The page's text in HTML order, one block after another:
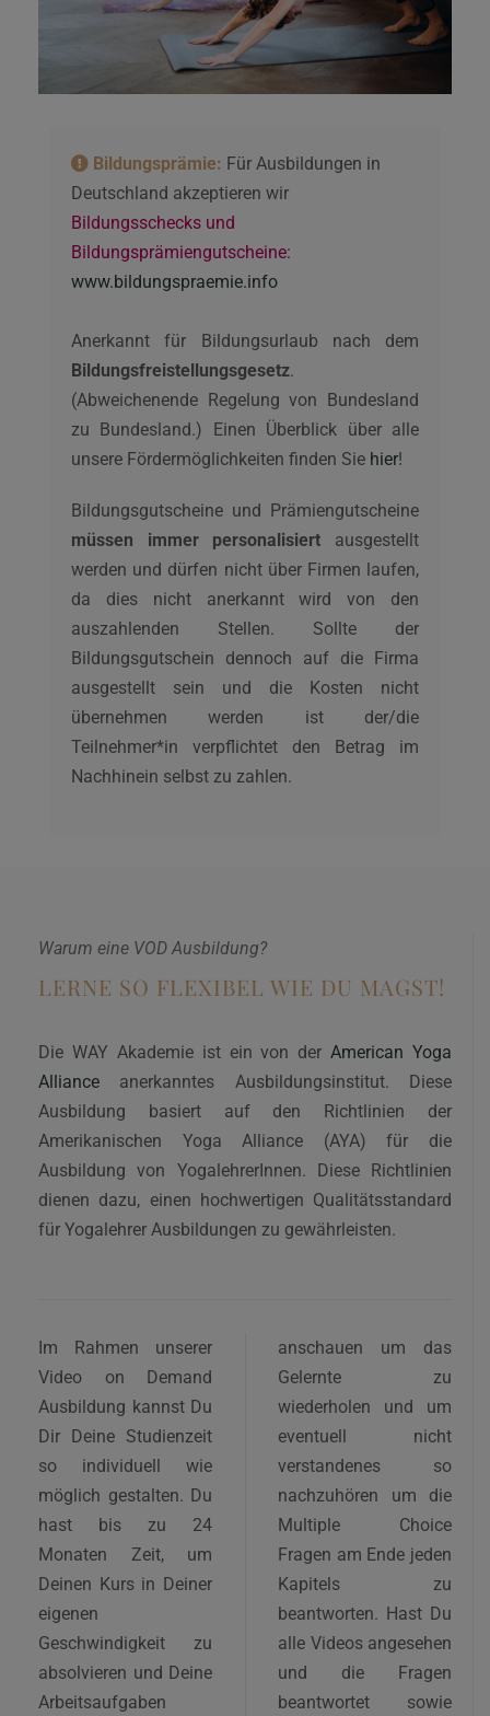
Bildungsprämie: Für Ausbildungen in
Deutschland akzeptieren wir
Bildungsschecks und
Bildungsprämiengutscheine:
www.bildungspraemie.info
Anerkannt für Bildungsurlaub nach dem
Bildungsfreistellungsgesetz.
(Abweichenende Regelung von Bundesland
zu Bundesland.) Einen Überblick über alle
unsere Fördermöglichkeiten finden Sie hier!
Bildungsgutscheine und Prämiengutscheine
müssen immer personalisiert ausgestellt
werden und dürfen nicht über Firmen laufen,
da dies nicht anerkannt wird von den
auszahlenden Stellen. Sollte der
Bildungsgutschein dennoch auf die Firma
ausgestellt sein und die Kosten nicht
übernehmen werden ist der/die
Teilnehmer*in verpflichtet den Betrag im
Nachhinein selbst zu zahlen.
Warum eine VOD Ausbildung?
LERNE SO FLEXIBEL WIE DU MAGST!
Die WAY Akademie ist ein von der American Yoga
Alliance anerkanntes Ausbildungsinstitut. Diese
Ausbildung basiert auf den Richtlinien der
Amerikanischen Yoga Alliance (AYA) für die
Ausbildung von YogalehrerInnen. Diese Richtlinien
dienen dazu, einen hochwertigen Qualitätsstandard
für Yogalehrer Ausbildungen zu gewährleisten.
Im Rahmen unserer
Video on Demand
Ausbildung kannst Du
Dir Deine Studienzeit
so individuell wie
möglich gestalten. Du
hast bis zu 24
Monaten Zeit, um
Deinen Kurs in Deiner
eigenen
Geschwindigkeit zu
absolvieren und Deine
Arbeitsaufgaben
anschauen um das
Gelernte zu
wiederholen und um
eventuell nicht
verstandenes so
nachzuhören um die
Multiple Choice
Fragen am Ende jeden
Kapitels zu
beantworten. Hast Du
alle Videos angesehen
und die Fragen
beantwortet sowie